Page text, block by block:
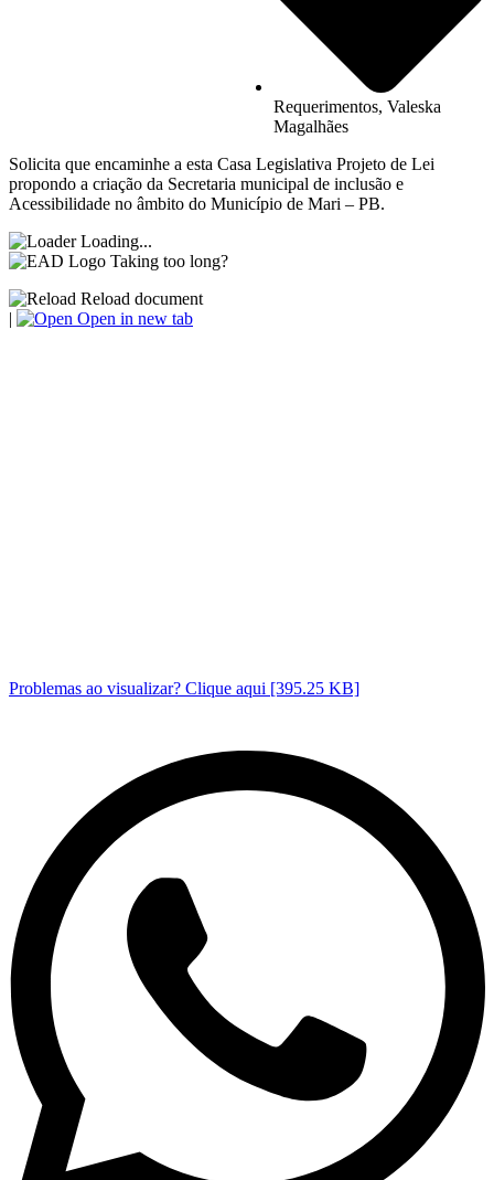
Requerimentos, Valeska
Magalhães
Solicita que encaminhe a esta Casa Legislativa Projeto de Lei
propondo a criação da Secretaria municipal de inclusão e
Acessibilidade no âmbito do Município de Mari – PB.
Loading...
Taking too long?
Reload document
|
Open in new tab
Problemas ao visualizar? Clique aqui [395.25 KB]